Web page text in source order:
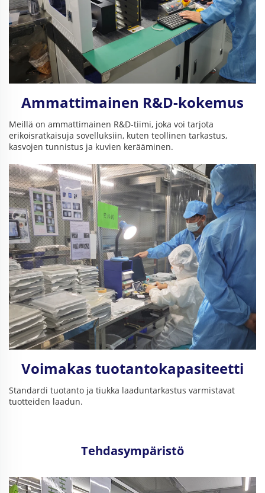
Ammattimainen R&D-kokemus
Meillä on ammattimainen R&D-tiimi, joka voi tarjota
erikoisratkaisuja sovelluksiin, kuten teollinen tarkastus,
kasvojen tunnistus ja kuvien kerääminen.
Voimakas tuotantokapasiteetti
Standardi tuotanto ja tiukka laaduntarkastus varmistavat
tuotteiden laadun.
Tehdasympäristö